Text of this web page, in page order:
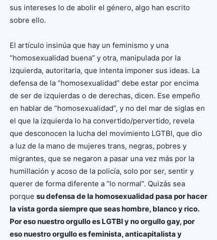
sus intereses lo de abolir el género, algo han escrito
sobre ello.
El artículo insinúa que hay un feminismo y una
“homosexualidad buena” y otra, manipulada por la
izquierda, autoritaria, que intenta imponer sus ideas. La
defensa de la “homosexualidad” debe estar por encima
de ser de izquierdas o de derechas, dicen. Ese empeño
en hablar de “homosexualidad”, y no del mar de siglas en
el que la izquierda lo ha convertido/pervertido, revela
que desconocen la lucha del movimiento LGTBI, que dio
a luz de la mano de mujeres trans, negras, pobres y
migrantes, que se negaron a pasar una vez más por la
humillación y acoso de la policía, solo por ser, sentir y
querer de forma diferente a “lo normal”. Quizás sea
porque su defensa de la homosexualidad pasa por hacer
la vista gorda siempre que seas hombre, blanco y rico.
Por eso nuestro orgullo es LGTBI y no orgullo gay, por
eso nuestro orgullo es feminista, anticapitalista y